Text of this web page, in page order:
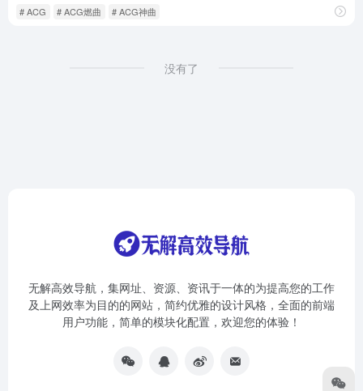
# ACG # ACG燃曲 # ACG神曲
没有了
无解高效导航，集网址、资源、资讯于一体的为提高您的工作
及上网效率为目的的网站，简约优雅的设计风格，全面的前端
用户功能，简单的模块化配置，欢迎您的体验！